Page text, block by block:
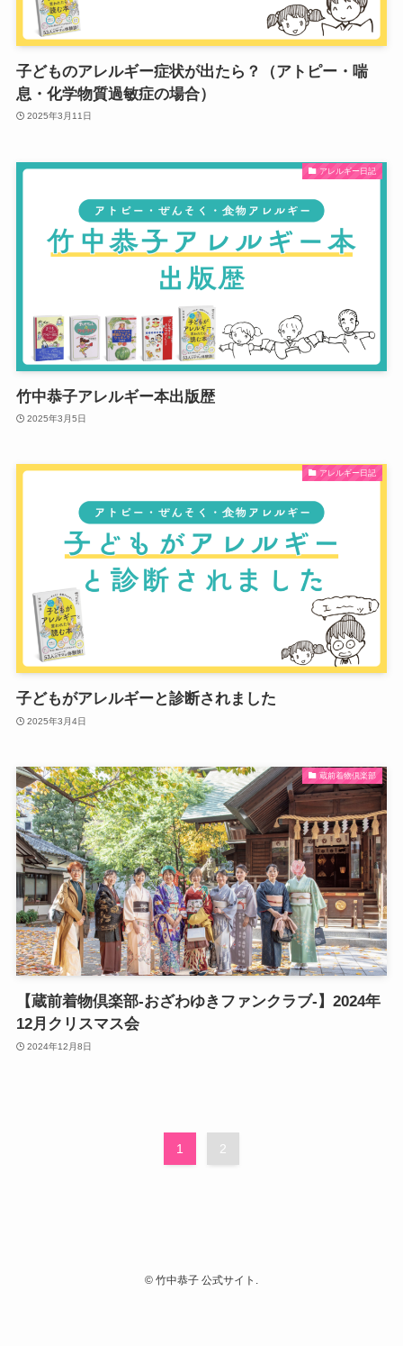
子どものアレルギー症状が出たら？（アトピー・喘
息・化学物質過敏症の場合）
2025年3月11日
アレルギー日記
竹中恭子アレルギー本出版歴
2025年3月5日
アレルギー日記
子どもがアレルギーと診断されました
2025年3月4日
蔵前着物倶楽部
【蔵前着物倶楽部-おざわゆきファンクラブ-】2024年
12月クリスマス会
2024年12月8日
1 2
© 竹中恭子 公式サイト.